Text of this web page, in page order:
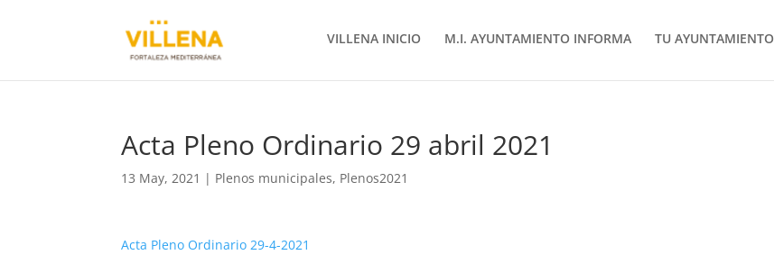
VILLENA INICIO M.I. AYUNTAMIENTO INFORMA TU AYUNTAMIENTO
Acta Pleno Ordinario 29 abril 2021
13 May, 2021 | Plenos municipales, Plenos2021
Acta Pleno Ordinario 29-4-2021